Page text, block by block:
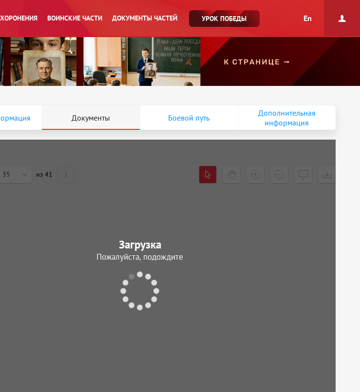
ВОИНСКИЕ ЧАСТИ ДОКУМЕНТЫ ЧАСТЕЙ УРОК ПОБЕДЫ En
Документы Боевой путь
Дополнительная
информация
35 из 41
Загрузка
Пожалуйста, подождите